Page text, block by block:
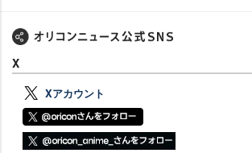
X
Xアカウント